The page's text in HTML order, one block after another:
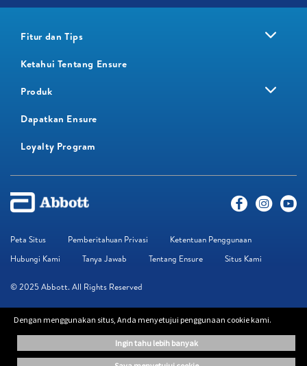
Fitur dan Tips
Ketahui Tentang Ensure
Produk
Dapatkan Ensure
Loyalty Program​
Peta Situs Pemberitahuan Privasi
Ketentuan Penggunaan
Hubungi Kami
Tanya Jawab Tentang Ensure Situs Kami
© 2025 Abbott. All Rights Reserved
edukasi. Informasi yang diberikan bukan pengganti saran dari profesional.
Disarankan untuk selalu konsultasikan dengan tenaga kesehatan Anda untuk
Dengan menggunakan situs, Anda menyetujui penggunaan cookie kami.
ingin tahu lebih banyak